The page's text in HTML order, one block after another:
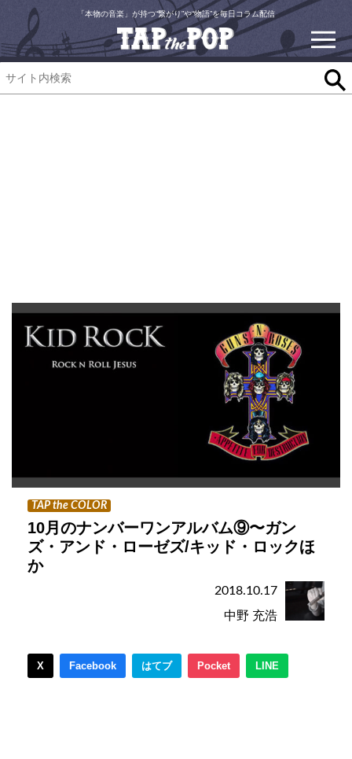
「本物の音楽」が持つ“繋がり”や“物語”を毎日コラム配信
TAP the COLOR
10月のナンバーワンアルバム⑨〜ガン
ズ・アンド・ローゼズ/キッド・ロックほ
か
2018.10.17
中野 充浩
X Facebook はてブ Pocket LINE